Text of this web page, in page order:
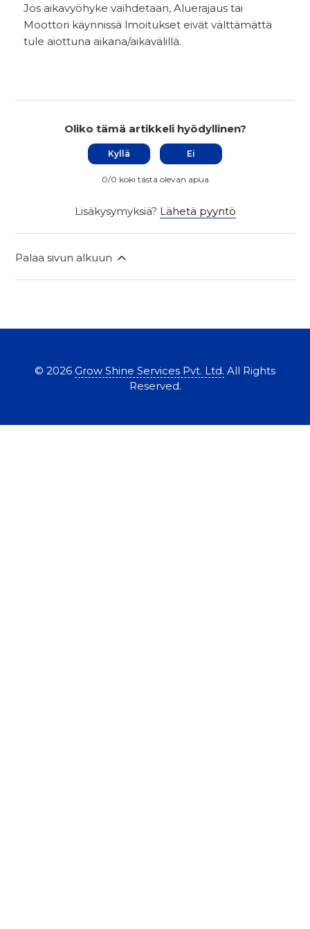
Jos aikavyöhyke vaihdetaan, Aluerajaus tai
Moottori käynnissä lmoitukset eivät välttämättä
tule aiottuna aikana/aikavälillä.
Oliko tämä artikkeli hyödyllinen?
Kyllä Ei
0/0 koki tästä olevan apua
Lisäkysymyksiä? Lähetä pyyntö
Palaa sivun alkuun
© 2026 Grow Shine Services Pvt. Ltd. All Rights
Reserved.